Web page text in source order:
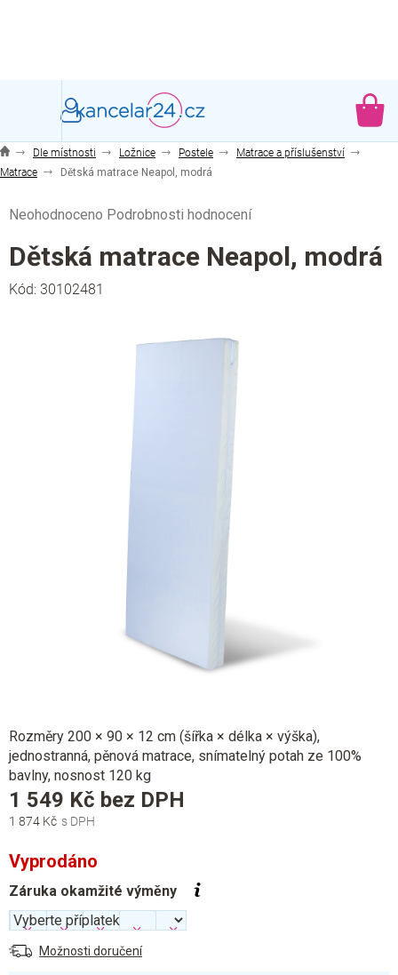
Dle místnosti Ložnice Postele
Matrace a příslušenství
Matrace
Dětská matrace Neapol, modrá
hodnocení
produktu
je
0,0
Neohodnoceno Podrobnosti hodnocení
Dětská matrace Neapol, modrá
Kód: 30102481
Rozměry 200 × 90 × 12 cm (šířka × délka × výška),
jednostranná, pěnová matrace, snímatelný potah ze 100%
bavlny, nosnost 120 kg
1 874 Kč
1 549 Kč bez DPH
Vyprodáno
Záruka okamžité výměny
Možnosti doručení